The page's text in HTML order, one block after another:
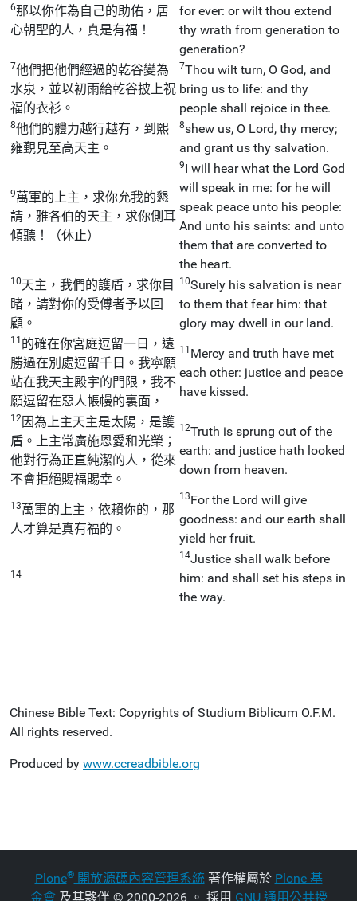
6那以你作為自己的助佑，居
心朝聖的人，真是有福！
for ever: or wilt thou extend
thy wrath from generation to
generation?
7他們把他們經過的乾谷變為
水泉，並以初雨給乾谷披上祝
福的衣衫。
7Thou wilt turn, O God, and
bring us to life: and thy
people shall rejoice in thee.
8他們的體力越行越有，到熙
雍覲見至高天主。
8shew us, O Lord, thy mercy;
and grant us thy salvation.
9萬軍的上主，求你允我的懇
請，雅各伯的天主，求你側耳
傾聽！（休止）
9I will hear what the Lord God
will speak in me: for he will
speak peace unto his people:
And unto his saints: and unto
them that are converted to
the heart.
10天主，我們的護盾，求你目
睹，請對你的受傅者予以回
顧。
10Surely his salvation is near
to them that fear him: that
glory may dwell in our land.
11 的確在你宮庭逗留一日，遠
勝過在別處逗留千日。我寧願
站在我天主殿宇的門限，我不
願逗留在惡人帳幔的裏面，
11 Mercy and truth have met
each other: justice and peace
have kissed.
12 因為上主天主是太陽，是護
盾。上主常廣施恩愛和光榮；
他對行為正直純潔的人，從來
不會拒絕賜福賜幸。
12Truth is sprung out of the
earth: and justice hath looked
down from heaven.
13萬軍的上主，依賴你的，那
人才算是真有福的。
13For the Lord will give
goodness: and our earth shall
yield her fruit.
14
14Justice shall walk before
him: and shall set his steps in
the way.
Chinese Bible Text: Copyrights of Studium Biblicum O.F.M.
All rights reserved.
Produced by www.ccreadbible.org
Plone®開放源碼內容管理系統著作權屬於 Plone 基
金會及其夥伴 © 2000-2026 。 採用 GNU 通用公共授